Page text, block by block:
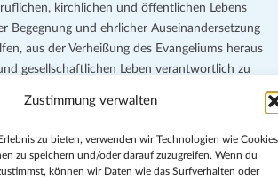
Zustimmung verwalten
zu bieten, verwenden wir Technologien wie
zu speichern und/oder darauf zuzugreifen. Wenn du
können wir Daten wie das Surfverhalten oder
kirchlichen und öffentlichen Lebens
Begegnung und ehrlicher Auseinandersetzung
aus der Verheißung des Evangeliums heraus
gesellschaftlichen Leben verantwortlich zu
Datenschutz
Teilnahmebedingungen